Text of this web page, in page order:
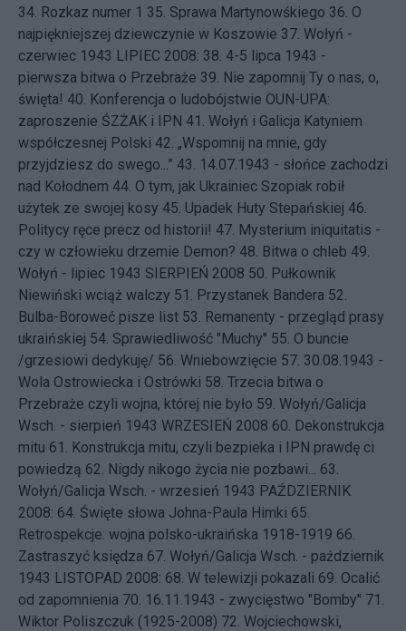
34. Rozkaz numer 1 35. Sprawa Martynowśkiego 36. O
najpiękniejszej dziewczynie w Koszowie 37. Wołyń -
czerwiec 1943 LIPIEC 2008: 38. 4-5 lipca 1943 -
pierwsza bitwa o Przebraże 39. Nie zapomnij Ty o nas, o,
święta! 40. Konferencja o ludobójstwie OUN-UPA:
zaproszenie ŚZŻAK i IPN 41. Wołyń i Galicja Katyniem
współczesnej Polski 42. „Wspomnij na mnie, gdy
przyjdziesz do swego...” 43. 14.07.1943 - słońce zachodzi
nad Kołodnem 44. O tym, jak Ukrainiec Szopiak robił
użytek ze swojej kosy 45. Upadek Huty Stepańskiej 46.
Politycy ręce precz od historii! 47. Mysterium iniquitatis -
czy w człowieku drzemie Demon? 48. Bitwa o chleb 49.
Wołyń - lipiec 1943 SIERPIEŃ 2008 50. Pułkownik
Niewiński wciąż walczy 51. Przystanek Bandera 52.
Bulba-Boroweć pisze list 53. Remanenty - przegląd prasy
ukraińskiej 54. Sprawiedliwość "Muchy" 55. O buncie
/grzesiowi dedykuję/ 56. Wniebowzięcie 57. 30.08.1943 -
Wola Ostrowiecka i Ostrówki 58. Trzecia bitwa o
Przebraże czyli wojna, której nie było 59. Wołyń/Galicja
Wsch. - sierpień 1943 WRZESIEŃ 2008 60. Dekonstrukcja
mitu 61. Konstrukcja mitu, czyli bezpieka i IPN prawdę ci
powiedzą 62. Nigdy nikogo życia nie pozbawi... 63.
Wołyń/Galicja Wsch. - wrzesień 1943 PAŹDZIERNIK
2008: 64. Święte słowa Johna-Paula Himki 65.
Retrospekcje: wojna polsko-ukraińska 1918-1919 66.
Zastraszyć księdza 67. Wołyń/Galicja Wsch. - październik
1943 LISTOPAD 2008: 68. W telewizji pokazali 69. Ocalić
od zapomnienia 70. 16.11.1943 - zwycięstwo "Bomby" 71.
Wiktor Poliszczuk (1925-2008) 72. Wojciechowski,